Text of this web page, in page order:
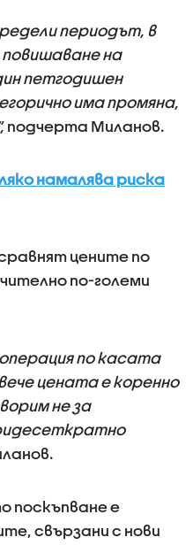
периодът, в
на
петгодишен
има промяна,
подчерта Миланов.
намалява риска
цените по
по-големи
по касата
цената е коренно
не за
поскъпване е
свързани с нови